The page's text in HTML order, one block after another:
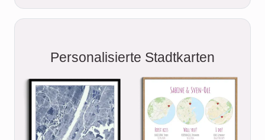
Personalisierte Stadtkarten